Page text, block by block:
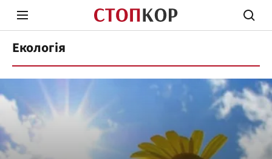
Стоп Політичній Корупції
Екологія